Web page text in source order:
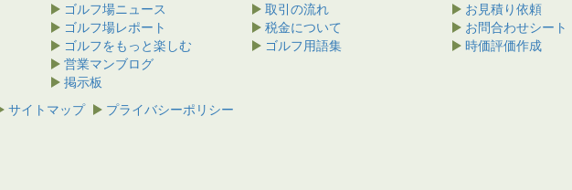
ゴルフ場ニュース
ゴルフ場レポート
ゴルフをもっと楽しむ
営業マンブログ
掲示板
取引の流れ
税金について
ゴルフ用語集
お見積り依頼
お問合わせシート
時価評価作成
サイトマップ プライバシーポリシー